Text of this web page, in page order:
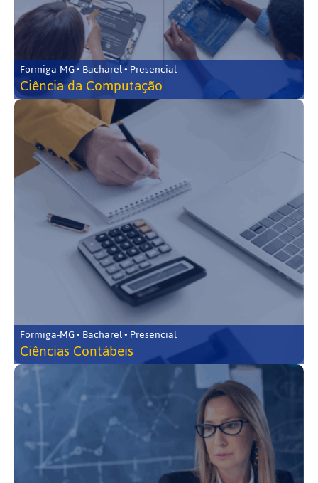
Formiga-MG • Bacharel • Presencial
Ciência da Computação
Formiga-MG • Bacharel • Presencial
Ciências Contábeis